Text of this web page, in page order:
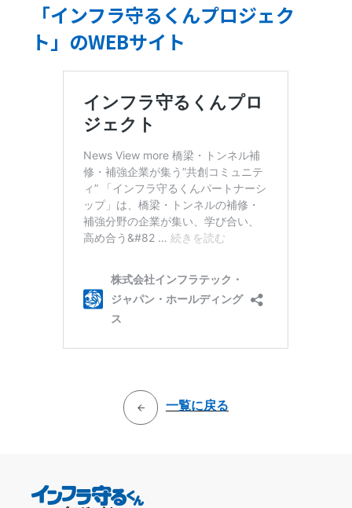
「インフラ守るくんプロジェク
ト」のWEBサイト
一覧に戻る